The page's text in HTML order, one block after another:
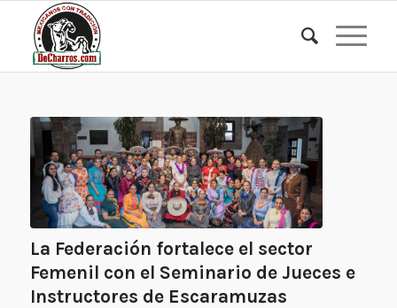
La Federación fortalece el sector
Femenil con el Seminario de Jueces e
Instructores de Escaramuzas